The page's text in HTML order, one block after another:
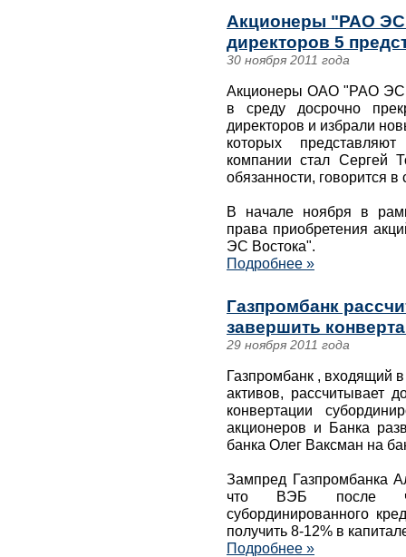
Акционеры "РАО ЭС
директоров 5
30 ноября 2011 года
Акционеры ОАО "РАО ЭС
в среду досрочно
директоров и избрали
которых
компании стал Сергей
обязанности, говорится
В начале ноября в
права приобретения
ЭС Востока".
Подробнее »
Газпромбанк
завершить
29 ноября 2011 года
Газпромбанк , входящий
активов, рассчитывает
конвертации
акционеров и Банка
банка Олег Ваксман на
Зампред Газпромбанка
что ВЭБ после
субординированного
получить 8-12% в
Подробнее »